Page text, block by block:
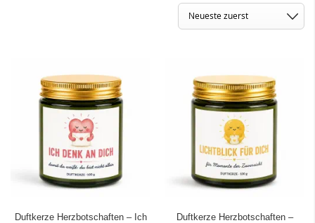
Duftkerze Herzbotschaften – Ich
Duftkerze Herzbotschaften –